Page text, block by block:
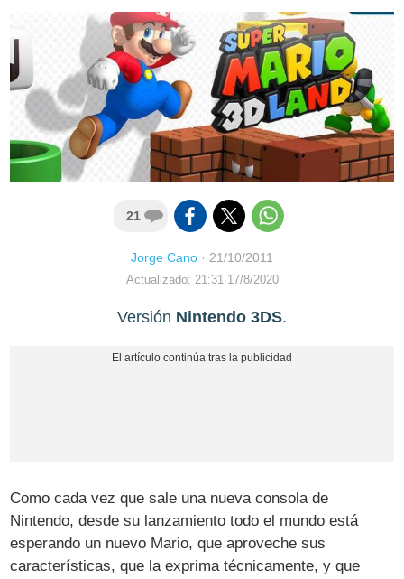
21
Jorge Cano · 21/10/2011
Actualizado: 21:31 17/8/2020
Versión Nintendo 3DS.
Como cada vez que sale una nueva consola de
Nintendo, desde su lanzamiento todo el mundo está
esperando un nuevo Mario, que aproveche sus
características, que la exprima técnicamente, y que